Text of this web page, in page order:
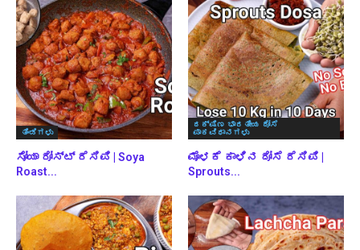
ತಿಂಡಿಗಳು
ಸೋಯಾ ರೋಸ್ಟ್ ರೆಸಿಪಿ | Soya
Roast...
ದಕ್ಷಿಣ ಭಾರತೀಯ ದೋಸೆ
ಪಾಕವಿಧಾನಗಳು
ಮೊಳಕೆ ಕಾಳಿನ ದೋಸೆ ರೆಸಿಪಿ |
Sprouts...